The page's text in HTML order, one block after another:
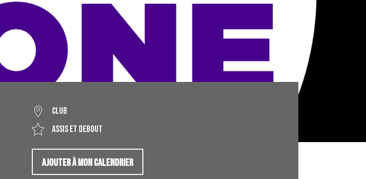
Club
Assis et debout
AJOUTER À MON CALENDRIER